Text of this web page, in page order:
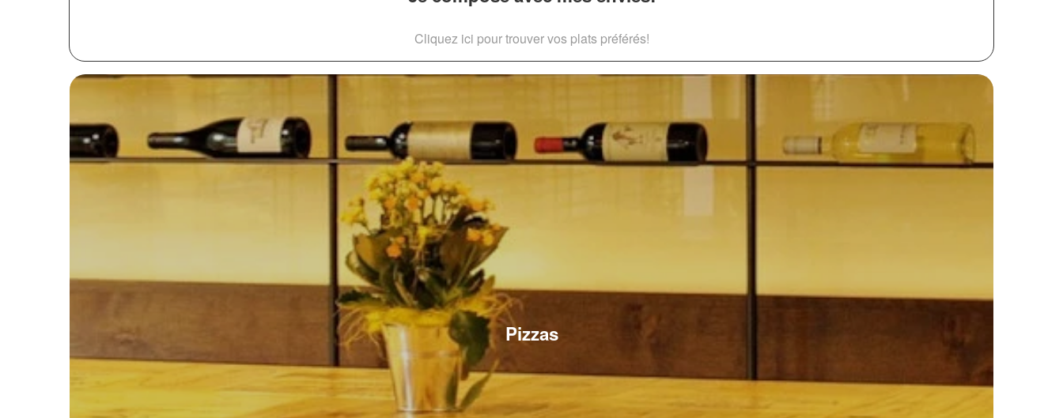
Cliquez ici pour trouver vos plats préférés!
Pizzas